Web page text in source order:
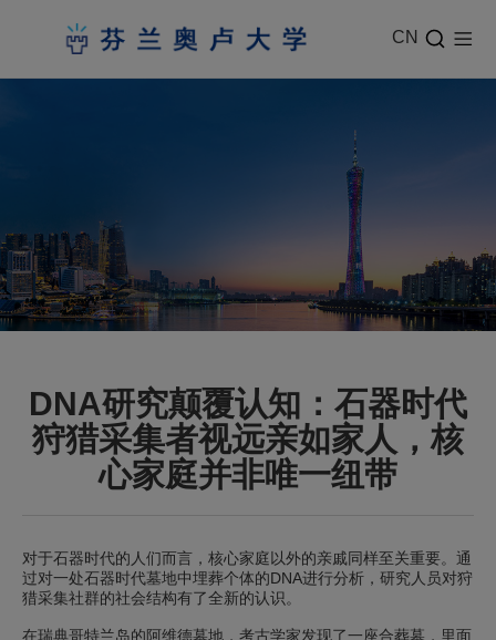
CN
DNA研究颠覆认知：石器时代
狩猎采集者视远亲如家人，核
心家庭并非唯一纽带
对于石器时代的人们而言，核心家庭以外的亲戚同样至关重要。通
过对一处石器时代墓地中埋葬个体的DNA进行分析，研究人员对狩
猎采集社群的社会结构有了全新的认识。
在瑞典哥特兰岛的阿维德墓地，考古学家发现了一座合葬墓，里面